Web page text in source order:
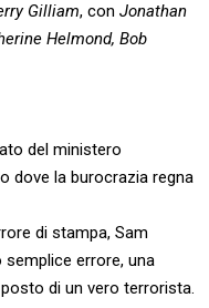
Gilliam, con Jonathan
Helmond, Bob
del ministero
dove la burocrazia regna
di stampa, Sam
errore, una
di un vero terrorista.